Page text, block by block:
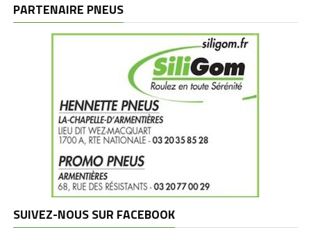
PARTENAIRE PNEUS
SUIVEZ-NOUS SUR FACEBOOK